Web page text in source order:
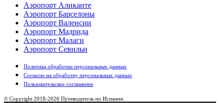
Аэропорт Аликанте
Аэропорт Барселоны
Аэропорт Валенсии
Аэропорт Мадрида
Аэропорт Малаги
Аэропорт Севильи
Политика обработки персональных данных
Согласие на обработку персональных данных
Пользовательское cоглашение
© Copyright 2018-2026 Путеводитель по Испании.